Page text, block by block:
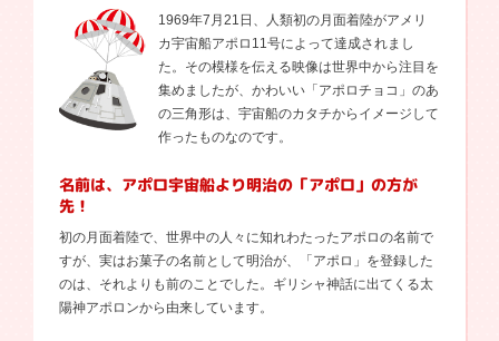
1969年7月21日、人類初の月面着陸がアメリ
カ宇宙船アポロ11号によって達成されまし
た。その模様を伝える映像は世界中から注目を
集めましたが、かわいい「アポロチョコ」のあ
の三角形は、宇宙船のカタチからイメージして
作ったものなのです。
名前は、アポロ宇宙船より明治の「アポロ」の方が
先！
初の月面着陸で、世界中の人々に知れわたったアポロの名前で
すが、実はお菓子の名前として明治が、「アポロ」を登録した
のは、それよりも前のことでした。ギリシャ神話に出てくる太
陽神アポロンから由来しています。